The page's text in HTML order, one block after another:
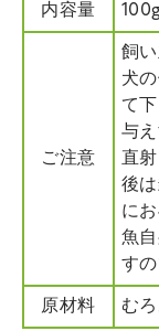
内容量 100g
ご注意
飼
犬
て下
与
直
後
に
魚
す
原材料 む